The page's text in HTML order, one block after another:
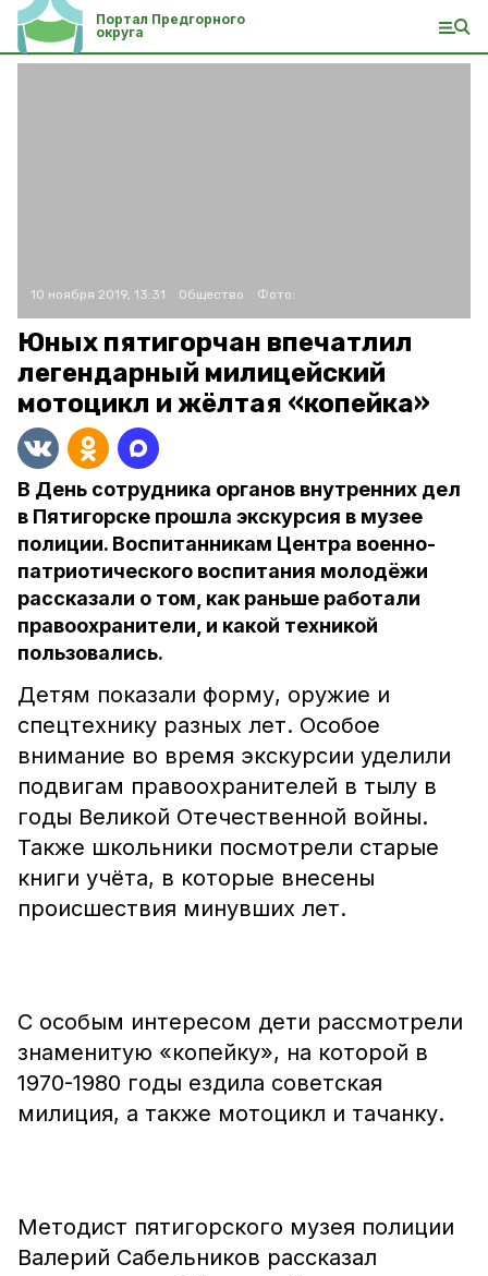
Портал Предгорного
округа
10 ноября 2019, 13:31 Общество Фото:
Юных пятигорчан впечатлил
легендарный милицейский
мотоцикл и жёлтая «копейка»
В День сотрудника органов внутренних дел
в Пятигорске прошла экскурсия в музее
полиции. Воспитанникам Центра военно-
патриотического воспитания молодёжи
рассказали о том, как раньше работали
правоохранители, и какой техникой
пользовались.
Детям показали форму, оружие и
спецтехнику разных лет. Особое
внимание во время экскурсии уделили
подвигам правоохранителей в тылу в
годы Великой Отечественной войны.
Также школьники посмотрели старые
книги учёта, в которые внесены
происшествия минувших лет.
С особым интересом дети рассмотрели
знаменитую «копейку», на которой в
1970-1980 годы ездила советская
милиция, а также мотоцикл и тачанку.
Методист пятигорского музея полиции
Валерий Сабельников рассказал